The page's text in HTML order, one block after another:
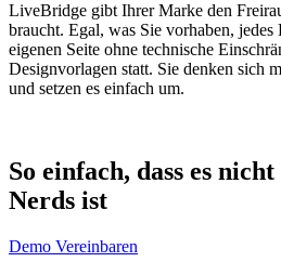
LiveBridge gibt Ihrer Marke den
braucht. Egal, was Sie vorhaben,
eigenen Seite ohne technische
Designvorlagen statt. Sie denken sich
und setzen es einfach um.
So einfach, dass es
Nerds ist
Demo Vereinbaren